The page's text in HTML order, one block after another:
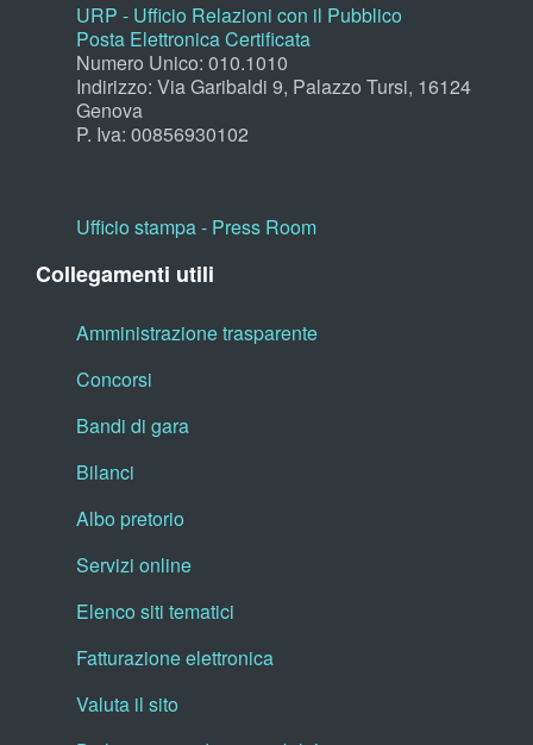
URP - Ufficio Relazioni con il Pubblico
Posta Elettronica Certificata
Numero Unico: 010.1010
Indirizzo: Via Garibaldi 9, Palazzo Tursi, 16124
Genova
P. Iva: 00856930102
Ufficio stampa - Press Room
Collegamenti utili
Amministrazione trasparente
Concorsi
Bandi di gara
Bilanci
Albo pretorio
Servizi online
Elenco siti tematici
Fatturazione elettronica
Valuta il sito